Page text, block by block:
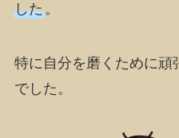
した。
特に自分を磨くために頑
でした。